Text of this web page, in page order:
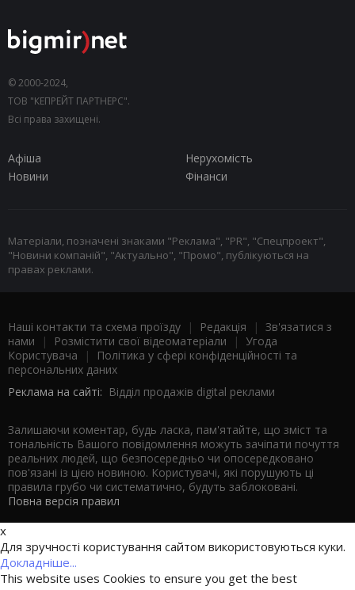
© 2000-2024,
ТОВ "КЕПРЕЙТ ПАРТНЕРС".
Всі права захищені.
Афіша
Нерухомість
Новини
Фінанси
Матеріали, позначені знаками "Реклама", "PR", "Спецпроект",
"Новини компаній", "Актуально", "Промо", публікуються на
правах реклами.
Наші контакти та схема проїзду | Редакція | Зв'язатися з
нами | Розмістити свої відеоматеріали | Угода
Користувача |
Політика у сфері конфіденційності та
персональних даних
Реклама на сайті: Відділ продажів digital реклами
Залишаючи коментар, будь ласка, пам'ятайте, що зміст та
тональність Вашого повідомлення можуть зачіпати почуття
реальних людей, що безпосередньо чи опосередковано
пов'язані із цією новиною. Користувачі, які порушують ці
правила грубо чи систематично, будуть заблоковані.
Повна версія правил
x
Для зручності користування сайтом використовуються куки.
Докладніше...
This website uses Cookies to ensure you get the best